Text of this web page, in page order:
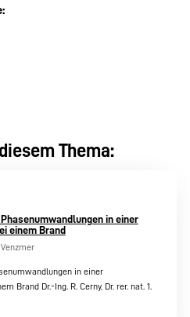
Thema:
in einer
einem Brand
Venzmer
in einer
Brand Dr.-Ing. R. Cerny, Dr. rer. nat. 1.